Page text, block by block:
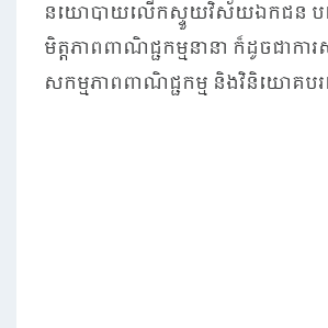
នយោបាយលើកស្ទួយវិស័យឯកជន ប
មិត្តភាពពាណិជ្ជកម្មនានា ក៏ដូចជាក
សកម្មភាពពាណិជ្ជកម្ម និងវិនិយោគប